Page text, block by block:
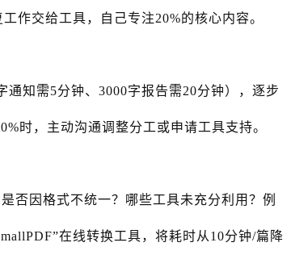
作交给工具，自己专注20%的核心内容。
知需5分钟、3000字报告需20分钟），逐步
时，主动沟通调整分工或申请工具支持。
否因格式不统一？哪些工具未充分利用？例
在线转换工具，将耗时从10分钟/篇降